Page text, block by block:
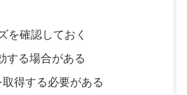
を確認しておく
する場合がある
得する必要がある